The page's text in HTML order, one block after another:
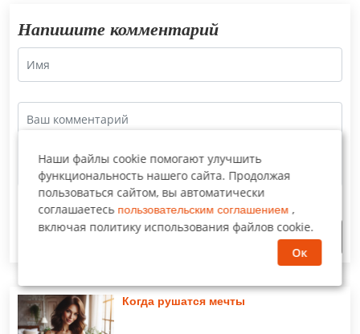
Напишите комментарий
Отправить
Когда рушатся мечты
Наши файлы cookie помогают улучшить
функциональность нашего сайта. Продолжая
пользоваться сайтом, вы автоматически
соглашаетесь пользовательским соглашением ,
включая политику использования файлов cookie.
Ок